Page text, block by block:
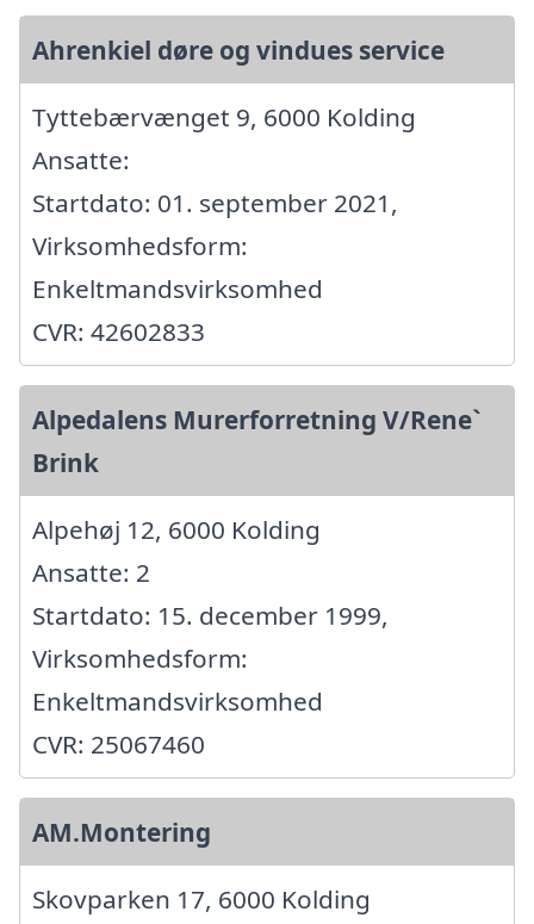
Ahrenkiel døre og vindues service
Tyttebærvænget 9, 6000 Kolding
Ansatte:
Startdato: 01. september 2021,
Virksomhedsform:
Enkeltmandsvirksomhed
CVR: 42602833
Alpedalens Murerforretning V/Rene`
Brink
Alpehøj 12, 6000 Kolding
Ansatte: 2
Startdato: 15. december 1999,
Virksomhedsform:
Enkeltmandsvirksomhed
CVR: 25067460
AM.Montering
Skovparken 17, 6000 Kolding